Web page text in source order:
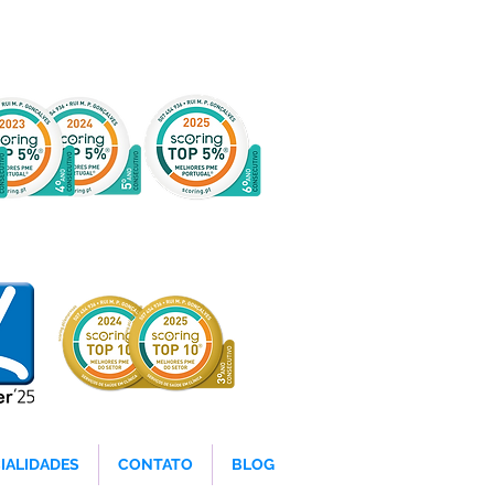
CONTATO BLOG